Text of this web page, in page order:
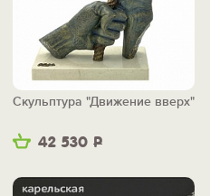
42 530 Р
Скульптура "Движение вверх"